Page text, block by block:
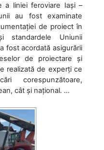
a liniei feroviare Iași –
au fost examinate
de proiect în
standardele Uniunii
fost acordată asigurării
de proiectare și
realizată de experți ce
corespunzătoare,
cât și național. ...